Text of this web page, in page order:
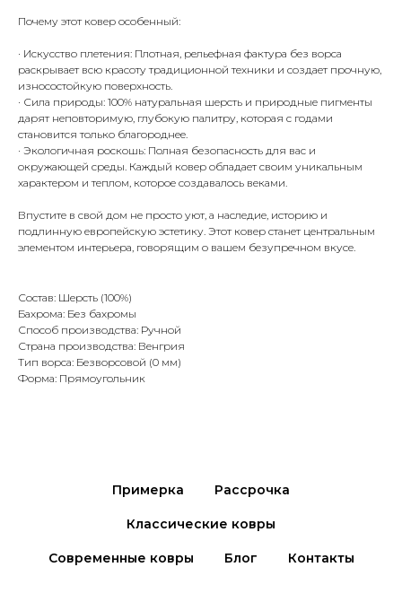
Почему этот ковер особенный:
· Искусство плетения: Плотная, рельефная фактура без ворса
раскрывает всю красоту традиционной техники и создает прочную,
износостойкую поверхность.
· Сила природы: 100% натуральная шерсть и природные пигменты
дарят неповторимую, глубокую палитру, которая с годами
становится только благороднее.
· Экологичная роскошь: Полная безопасность для вас и
окружающей среды. Каждый ковер обладает своим уникальным
характером и теплом, которое создавалось веками.
Впустите в свой дом не просто уют, а наследие, историю и
подлинную европейскую эстетику. Этот ковер станет центральным
элементом интерьера, говорящим о вашем безупречном вкусе.
Состав: Шерсть (100%)
Бахрома: Без бахромы
Способ производства: Ручной
Страна производства: Венгрия
Тип ворса: Безворсовой (0 мм)
Форма: Прямоугольник
Примерка Рассрочка
Классические ковры
Современные ковры Блог Контакты